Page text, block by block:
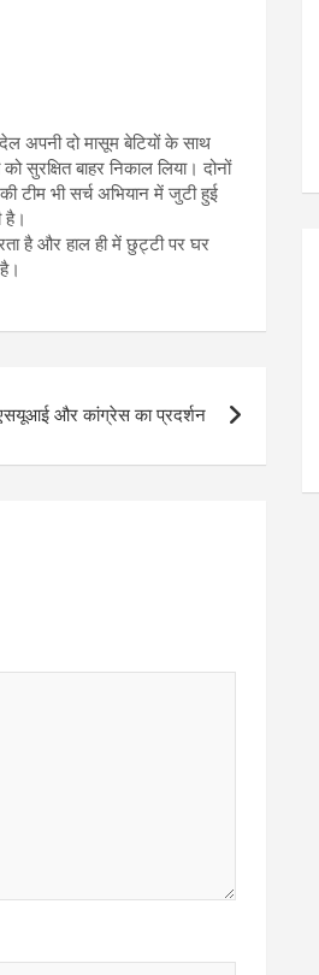
अपनी दो मासूम बेटियों के साथ
बाहर निकाल लिया। दोनों
टीम भी सर्च अभियान में जुटी हुई
है।
है और हाल ही में छुट्टी पर घर
और कांग्रेस का प्रदर्शन